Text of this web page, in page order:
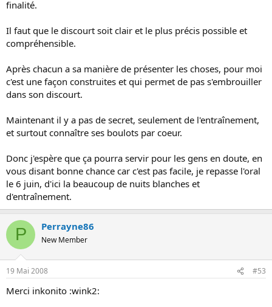
finalité.
Il faut que le discourt soit clair et le plus précis possible et
compréhensible.
Après chacun a sa manière de présenter les choses, pour moi
c'est une façon construites et qui permet de pas s'embrouiller
dans son discourt.
Maintenant il y a pas de secret, seulement de l'entraînement,
et surtout connaître ses boulots par coeur.
Donc j'espère que ça pourra servir pour les gens en doute, en
vous disant bonne chance car c'est pas facile, je repasse l'oral
le 6 juin, d'ici la beaucoup de nuits blanches et
d'entraînement.
P Perrayne86
New Member
19 Mai 2008 #53
Merci inkonito :wink2: